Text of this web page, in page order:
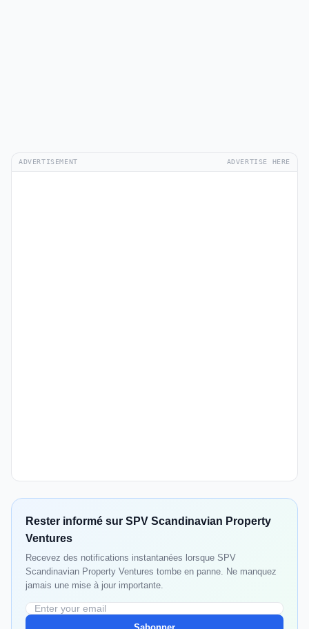
ADVERTISEMENT ADVERTISE HERE
Rester informé sur SPV Scandinavian Property
Ventures
Recevez des notifications instantanées lorsque SPV
Scandinavian Property Ventures tombe en panne. Ne manquez
jamais une mise à jour importante.